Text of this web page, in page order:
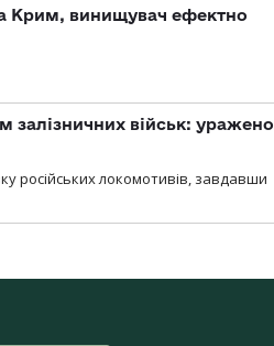
Крим, винищувач ефектно
залізничних військ: уражено
російських локомотивів, завдавши